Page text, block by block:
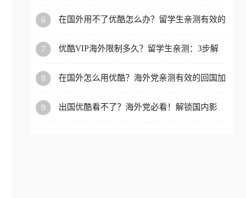
6
在国外用不了优酷怎么办？留学生亲测有效的
7
优酷VIP海外限制多久？留学生亲测：3步解
8
在国外怎么用优酷？海外党亲测有效的回国加
9
出国优酷看不了？海外党必看！解锁国内影